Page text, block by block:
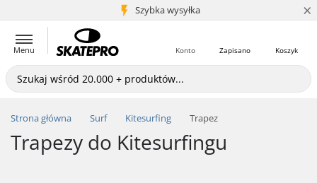
Szybka wysyłka
5+ mln klientów ×
Menu Koszyk
Zapisano
Konto
Strona główna Surf Kitesurfing Trapez
Trapezy do Kitesurfingu